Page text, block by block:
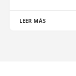
LEER MÁS